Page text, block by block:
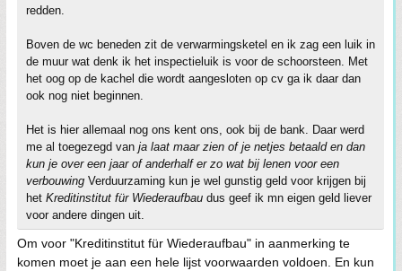
redden.
Boven de wc beneden zit de verwarmingsketel en ik zag een luik in
de muur wat denk ik het inspectieluik is voor de schoorsteen. Met
het oog op de kachel die wordt aangesloten op cv ga ik daar dan
ook nog niet beginnen.
Het is hier allemaal nog ons kent ons, ook bij de bank. Daar werd
me al toegezegd van ja laat maar zien of je netjes betaald en dan
kun je over een jaar of anderhalf er zo wat bij lenen voor een
verbouwing Verduurzaming kun je wel gunstig geld voor krijgen bij
het Kreditinstitut für Wiederaufbau dus geef ik mn eigen geld liever
voor andere dingen uit.
Om voor "Kreditinstitut für Wiederaufbau" in aanmerking te
komen moet je aan een hele lijst voorwaarden voldoen. En kun